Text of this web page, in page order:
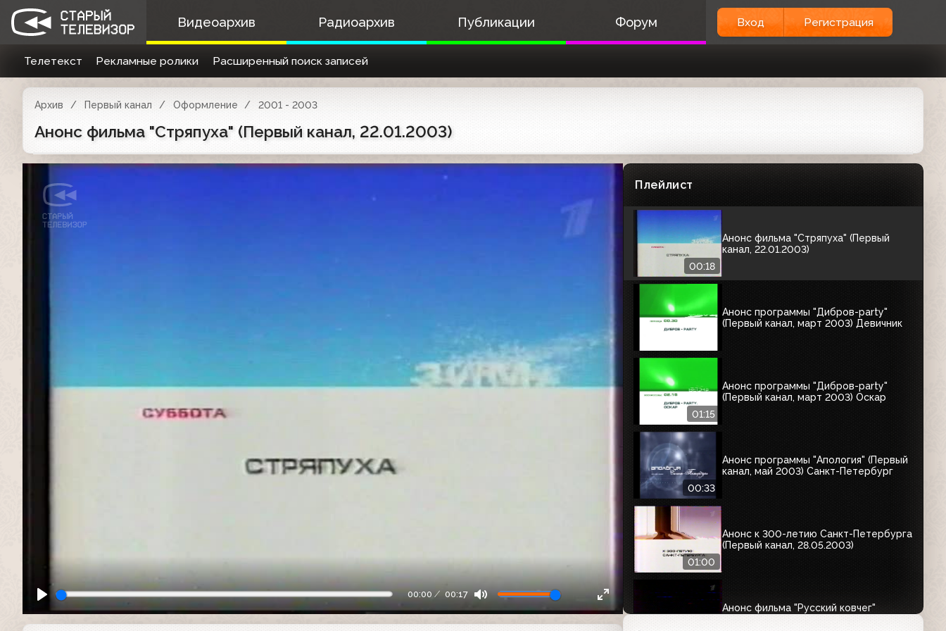
Видеоархив Радиоархив Публикации Форум Вход Регистрация
Телетекст Рекламные ролики Расширенный поиск записей
Архив Первый канал Оформление 2001 - 2003
Анонс фильма "Стряпуха" (Первый канал, 22.01.2003)
00:00 00:17
Плейлист
01:10
Анонс телеигры "Русская рулетка"
(Первый канал, 2003)
Анонс фильма "Двойной удар"
01:01
Анонс повтора новогодней ночи (1
00:18
Анонс фильма "Стряпуха" (Первый
канал, 22.01.2003)
Анонс программы "Дибров-party"
(Первый канал, март 2003) Девичник
01:15
Анонс программы "Дибров-party"
(Первый канал, март 2003) Оскар
00:33
Анонс программы "Апология" (Первый
канал, май 2003) Cанкт-Петербург
01:00
Анонс к 300-летию Санкт-Петербурга
(Первый канал, 28.05.2003)
Анонс фильма "Русский ковчег"